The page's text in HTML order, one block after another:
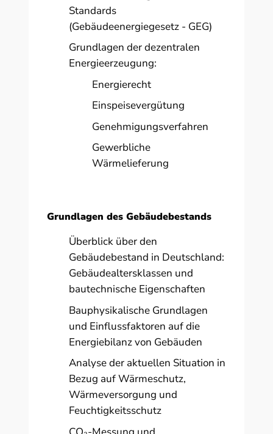
Standards
(Gebäudeenergiegesetz - GEG)
Grundlagen der dezentralen
Energieerzeugung:
Energierecht
Einspeisevergütung
Genehmigungsverfahren
Gewerbliche
Wärmelieferung
Grundlagen des Gebäudebestands
Überblick über den
Gebäudebestand in Deutschland:
Gebäudealtersklassen und
bautechnische Eigenschaften
Bauphysikalische Grundlagen
und Einflussfaktoren auf die
Energiebilanz von Gebäuden
Analyse der aktuellen Situation in
Bezug auf Wärmeschutz,
Wärmeversorgung und
Feuchtigkeitsschutz